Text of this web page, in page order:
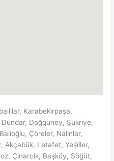
Karabeki̇rpaşa,
Dağgüney, Şükri̇ye,
Çöreler, Nalinlar,
Akçabük, Letafet, Yeşi̇ller,
Çinarcik, Başköy, Söğüt,